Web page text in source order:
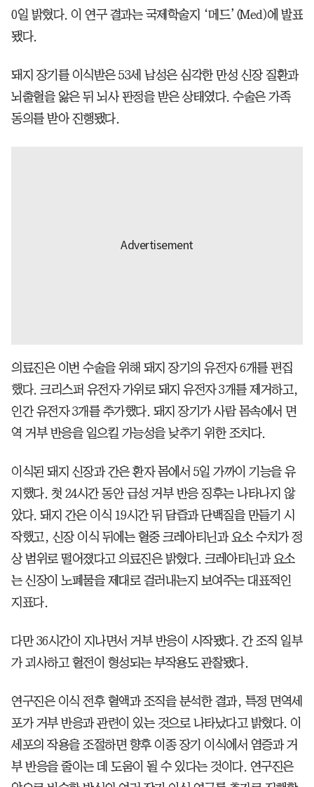
0일 밝혔다. 이 연구 결과는 국제학술지 ‘메드’(Med)에 발표
됐다.
돼지 장기를 이식받은 53세 남성은 심각한 만성 신장 질환과
뇌출혈을 앓은 뒤 뇌사 판정을 받은 상태였다. 수술은 가족
동의를 받아 진행됐다.
의료진은 이번 수술을 위해 돼지 장기의 유전자 6개를 편집
했다. 크리스퍼 유전자 가위로 돼지 유전자 3개를 제거하고,
인간 유전자 3개를 추가했다. 돼지 장기가 사람 몸속에서 면
역 거부 반응을 일으킬 가능성을 낮추기 위한 조치다.
이식된 돼지 신장과 간은 환자 몸에서 5일 가까이 기능을 유
지했다. 첫 24시간 동안 급성 거부 반응 징후는 나타나지 않
았다. 돼지 간은 이식 19시간 뒤 담즙과 단백질을 만들기 시
작했고, 신장 이식 뒤에는 혈중 크레아티닌과 요소 수치가 정
상 범위로 떨어졌다고 의료진은 밝혔다. 크레아티닌과 요소
는 신장이 노폐물을 제대로 걸러내는지 보여주는 대표적인
지표다.
다만 36시간이 지나면서 거부 반응이 시작됐다. 간 조직 일부
가 괴사하고 혈전이 형성되는 부작용도 관찰됐다.
연구진은 이식 전후 혈액과 조직을 분석한 결과, 특정 면역세
포가 거부 반응과 관련이 있는 것으로 나타났다고 밝혔다. 이
세포의 작용을 조절하면 향후 이종 장기 이식에서 염증과 거
부 반응을 줄이는 데 도움이 될 수 있다는 것이다. 연구진은